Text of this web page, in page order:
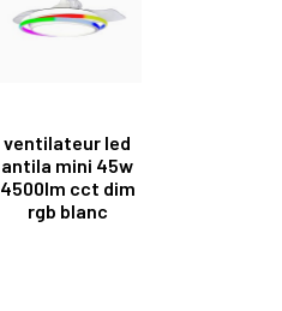
ventilateur led
antila mini 45w
4500lm cct dim
rgb blanc